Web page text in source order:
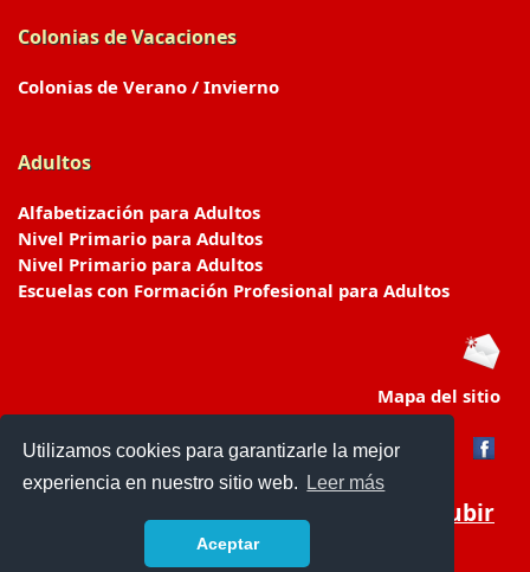
Utilizamos cookies para garantizarle la mejor
experiencia en nuestro sitio web.
Leer más
Aceptar
Colonias de Vacaciones
Colonias de Verano / Invierno
Adultos
Alfabetización para Adultos
Nivel Primario para Adultos
Nivel Primario para Adultos
Escuelas con Formación Profesional para Adultos
Mapa del sitio
Subir